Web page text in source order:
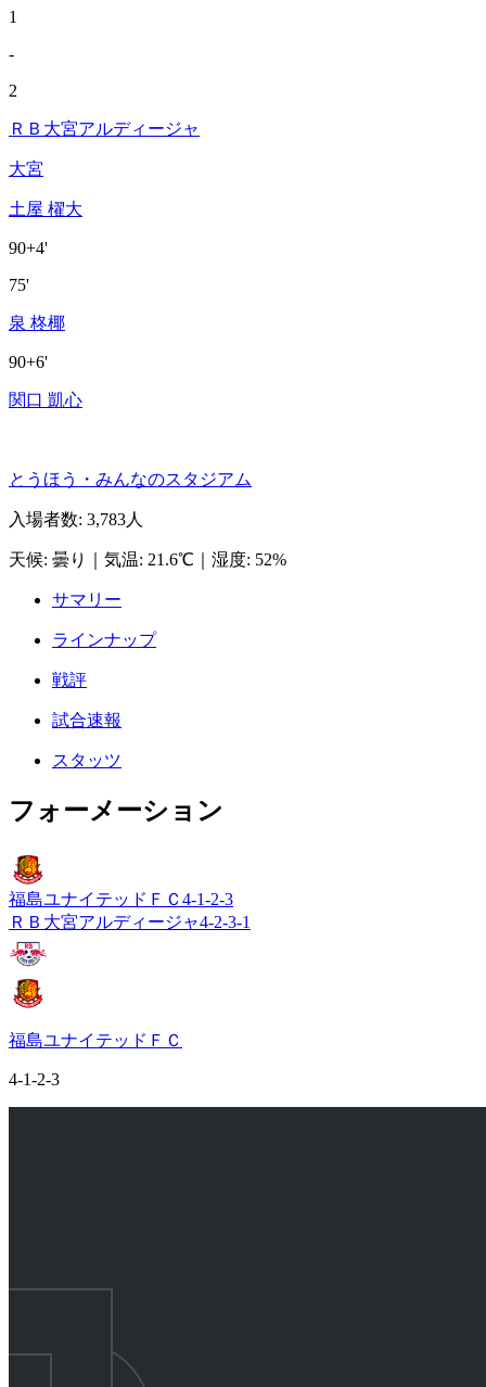
1
-
2
ＲＢ大宮アルディージャ
大宮
土屋 櫂大
90+4'
75'
泉 柊椰
90+6'
関口 凱心
とうほう・みんなのスタジアム
入場者数: 3,783人
天候: 曇り 気温: 21.6℃ 湿度: 52%
サマリー
ラインナップ
戦評
試合速報
スタッツ
フォーメーション
福島ユナイテッドＦＣ 4-1-2-3
ＲＢ大宮アルディージャ4-2-3-1
福島ユナイテッドＦＣ
4-1-2-3